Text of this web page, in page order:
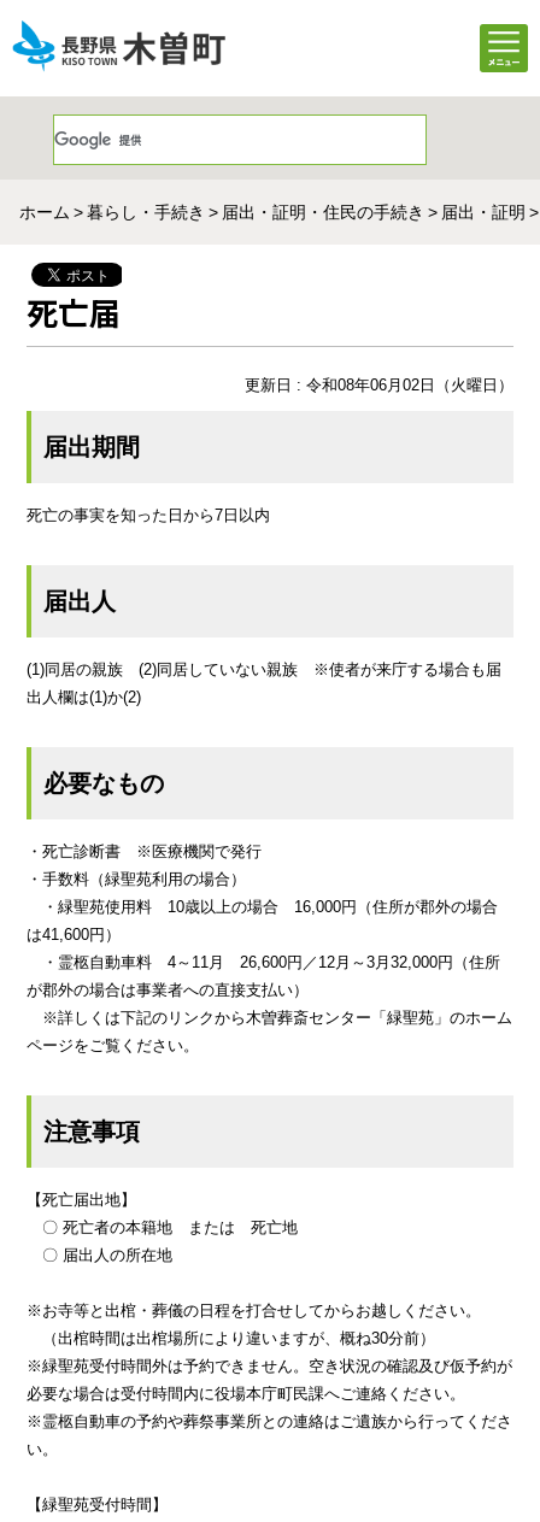
ホーム 暮らし・手続き 届出・証明・住民の手続き 届出・証明
死亡届
更新日 : 令和08年06月02日（火曜日）
届出期間
死亡の事実を知った日から7日以内
届出人
(1)同居の親族 (2)同居していない親族 ※使者が来庁する場合も届
出人欄は(1)か(2)
必要なもの
・死亡診断書 ※医療機関で発行
・手数料（緑聖苑利用の場合）
・緑聖苑使用料 10歳以上の場合 16,000円（住所が郡外の場合
は41,600円）
・霊柩自動車料 4～11月 26,600円／12月～3月32,000円（住所
が郡外の場合は事業者への直接支払い）
※詳しくは下記のリンクから木曽葬斎センター「緑聖苑」のホーム
ページをご覧ください。
注意事項
【死亡届出地】
〇 死亡者の本籍地 または 死亡地
〇 届出人の所在地
※お寺等と出棺・葬儀の日程を打合せしてからお越しください。
（出棺時間は出棺場所により違いますが、概ね30分前）
※緑聖苑受付時間外は予約できません。空き状況の確認及び仮予約が
必要な場合は受付時間内に役場本庁町民課へご連絡ください。
※霊柩自動車の予約や葬祭事業所との連絡はご遺族から行ってくださ
い。
【緑聖苑受付時間】